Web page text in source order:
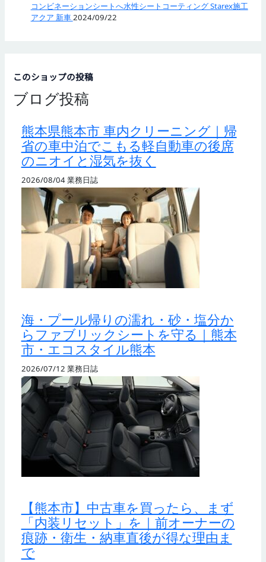
コンビネーションシートへ水性シートコーティング Starex施工
アクア 新車2024/09/22
このショップの投稿
ブログ投稿
熊本県熊本市 車内クリーニング｜帰
省の車中泊でこもる軽自動車の後席
のニオイと湿気を抜く
2026/08/04業務日誌
海・プール帰りの濡れ・砂・塩分か
らファブリックシートを守る｜熊本
市・エコスタイル熊本
2026/07/12 業務日誌
【熊本市】中古車を買ったら、まず
「内装リセット」を｜前オーナーの
痕跡・衛生・納車直後が得な理由ま
で